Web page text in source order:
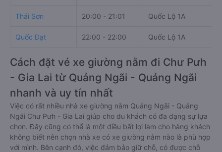
Thái Sơn 20:00 - 21:01 Quốc Lộ 1A
Quốc Đạt 22:00 - 22:00 Quốc Lộ 1A
Cách đặt vé xe giường nằm đi Chư Pưh
- Gia Lai từ Quảng Ngãi - Quảng Ngãi
nhanh và uy tín nhất
Việc có rất nhiều nhà xe giường nằm Quảng Ngãi - Quảng
Ngãi Chư Pưh - Gia Lai giúp cho du khách có đa dạng sự lựa
chọn. Đây cũng có thể là một điều bất lợi làm cho hàng khách
không biết nên chọn nhà xe có xe giường nằm nào là phù hợp
với mình. Bên cạnh đó, việc đảm bảo giữ chỗ, có được chỗ